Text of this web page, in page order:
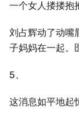
一个女人搂搂抱
刘占辉动了动嘴
子妈妈在一起。
5、
这消息如平地起